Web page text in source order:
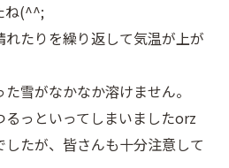
ね(^^;
たりを繰り返して気温が上が
雪がなかなか溶けません。
っといってしまいましたorz
たが、皆さんも十分注意して